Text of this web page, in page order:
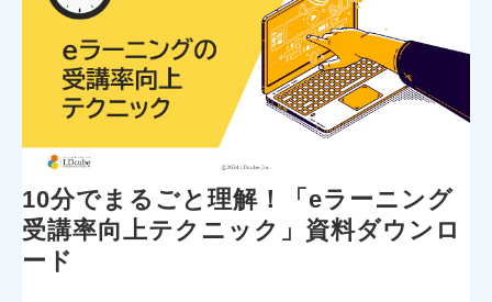
10分でまるごと理解！「eラーニング
受講率向上テクニック」資料ダウンロ
ード